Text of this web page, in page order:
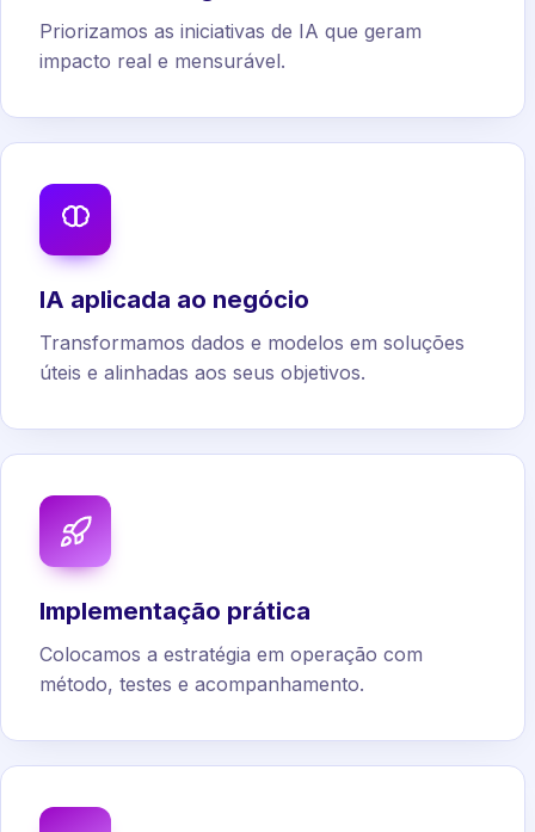
Priorizamos as iniciativas de IA que geram
impacto real e mensurável.
IA aplicada ao negócio
Transformamos dados e modelos em soluções
úteis e alinhadas aos seus objetivos.
Implementação prática
Colocamos a estratégia em operação com
método, testes e acompanhamento.